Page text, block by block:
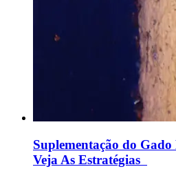
Suplementação do Gado
Veja As Estratégias